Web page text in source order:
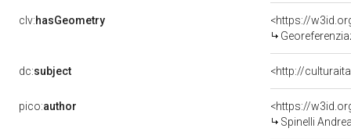
clv:hasGeometry
<https://
dc:subject <http://
pico:author
<https://
Spinelli